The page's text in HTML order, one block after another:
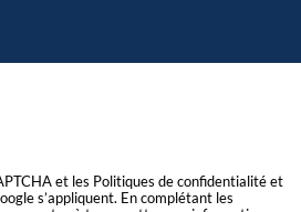
et les Politiques de confidentialité et
s’appliquent. En complétant les